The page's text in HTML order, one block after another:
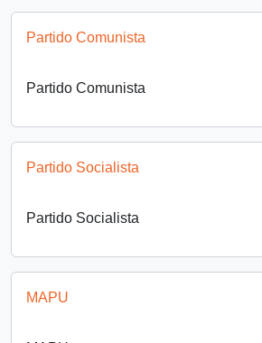
Partido Comunista
Partido Comunista
Partido Socialista
Partido Socialista
MAPU